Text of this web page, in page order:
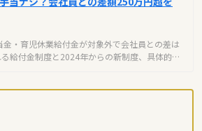
・育児休業給付金が対象外で会社員との差は
給付金制度と2024年からの新制度、具体的な